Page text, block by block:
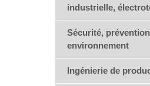
industrielle,
Sécurité,
environnement
Ingénierie de